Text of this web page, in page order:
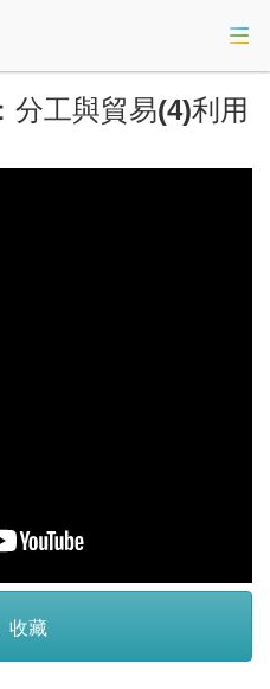
課程總覽
加入
分工與貿易(4)利用
收藏